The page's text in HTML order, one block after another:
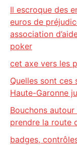
Il escroque des
euros de
association
poker
cet axe vers les
Quelles sont
Haute-Garonne
Bouchons
prendre la route
badges,